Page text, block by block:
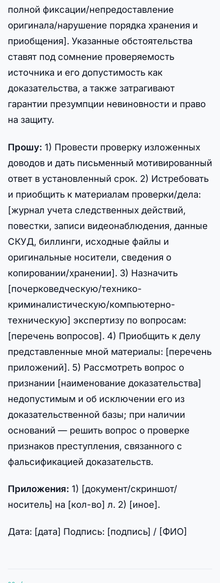
полной фиксации/непредоставление
оригинала/нарушение порядка хранения и
приобщения]. Указанные обстоятельства
ставят под сомнение проверяемость
источника и его допустимость как
доказательства, а также затрагивают
гарантии презумпции невиновности и право
на защиту.
Прошу: 1) Провести проверку изложенных
доводов и дать письменный мотивированный
ответ в установленный срок. 2) Истребовать
и приобщить к материалам проверки/дела:
[журнал учета следственных действий,
повестки, записи видеонаблюдения, данные
СКУД, биллинги, исходные файлы и
оригинальные носители, сведения о
копировании/хранении]. 3) Назначить
[почерковедческую/технико-
криминалистическую/компьютерно-
техническую] экспертизу по вопросам:
[перечень вопросов]. 4) Приобщить к делу
представленные мной материалы: [перечень
приложений]. 5) Рассмотреть вопрос о
признании [наименование доказательства]
недопустимым и об исключении его из
доказательственной базы; при наличии
оснований — решить вопрос о проверке
признаков преступления, связанного с
фальсификацией доказательств.
Приложения: 1) [документ/скриншот/
носитель] на [кол-во] л. 2) [иное].
Дата: [дата] Подпись: [подпись] / [ФИО]